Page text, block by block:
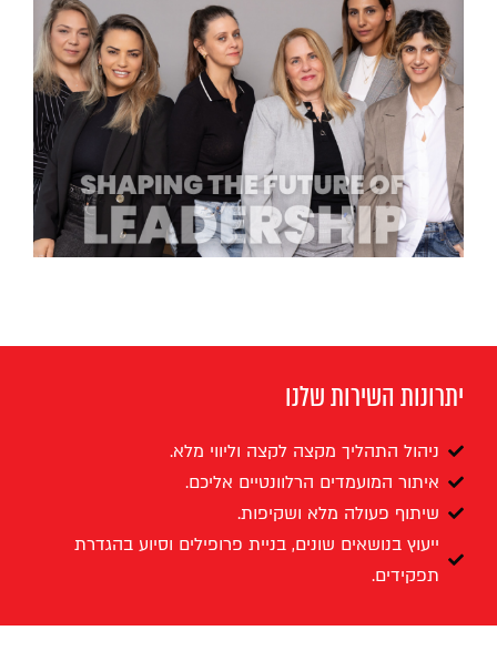
יתרונות השירות שלנו
ניהול התהליך מקצה לקצה וליווי מלא.
איתור המועמדים הרלוונטיים אליכם.
שיתוף פעולה מלא ושקיפות.
ייעוץ בנושאים שונים, בניית פרופילים וסיוע בהגדרת
תפקידים.